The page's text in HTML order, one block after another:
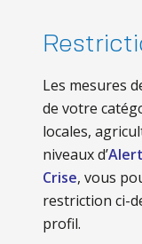
Les mesures
de votre
locales,
niveaux d’
Crise, vous
restriction ci-
profil.